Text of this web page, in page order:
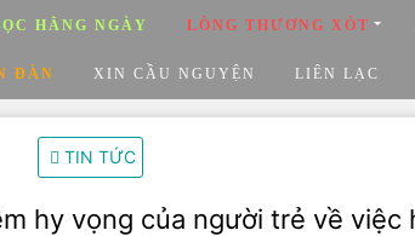
HẰNG NGÀY LÒNG THƯƠNG XÓT
ĐÀN XIN CẦU NGUYỆN LIÊN LẠC
TIN TỨC
hy vọng của người trẻ về việc